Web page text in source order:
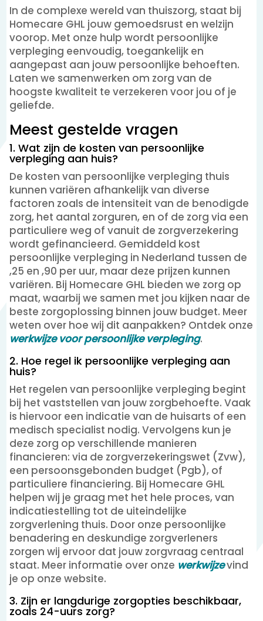
In de complexe wereld van thuiszorg, staat bij
Homecare GHL jouw gemoedsrust en welzijn
voorop. Met onze hulp wordt persoonlijke
verpleging eenvoudig, toegankelijk en
aangepast aan jouw persoonlijke behoeften.
Laten we samenwerken om zorg van de
hoogste kwaliteit te verzekeren voor jou of je
geliefde.
Meest gestelde vragen
1. Wat zijn de kosten van persoonlijke
verpleging aan huis?
De kosten van persoonlijke verpleging thuis
kunnen variëren afhankelijk van diverse
factoren zoals de intensiteit van de benodigde
zorg, het aantal zorguren, en of de zorg via een
particuliere weg of vanuit de zorgverzekering
wordt gefinancieerd. Gemiddeld kost
persoonlijke verpleging in Nederland tussen de
,25 en ,90 per uur, maar deze prijzen kunnen
variëren. Bij Homecare GHL bieden we zorg op
maat, waarbij we samen met jou kijken naar de
beste zorgoplossing binnen jouw budget. Meer
weten over hoe wij dit aanpakken? Ontdek onze
werkwijze voor persoonlijke verpleging.
2. Hoe regel ik persoonlijke verpleging aan
huis?
Het regelen van persoonlijke verpleging begint
bij het vaststellen van jouw zorgbehoefte. Vaak
is hiervoor een indicatie van de huisarts of een
medisch specialist nodig. Vervolgens kun je
deze zorg op verschillende manieren
financieren: via de zorgverzekeringswet (Zvw),
een persoonsgebonden budget (Pgb), of
particuliere financiering. Bij Homecare GHL
helpen wij je graag met het hele proces, van
indicatiestelling tot de uiteindelijke
zorgverlening thuis. Door onze persoonlijke
benadering en deskundige zorgverleners
zorgen wij ervoor dat jouw zorgvraag centraal
staat. Meer informatie over onze werkwijzevind
je op onze website.
3. Zijn er langdurige zorgopties beschikbaar,
zoals 24-uurs zorg?